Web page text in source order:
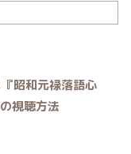
昭和元禄落語心
視聴方法